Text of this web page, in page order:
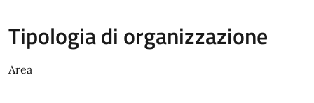
Tipologia di organizzazione
Area